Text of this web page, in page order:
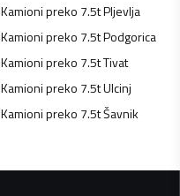
Kamioni preko 7.5tPljevlja
Kamioni preko 7.5tPodgorica
Kamioni preko 7.5tTivat
Kamioni preko 7.5tUlcinj
Kamioni preko 7.5tŠavnik